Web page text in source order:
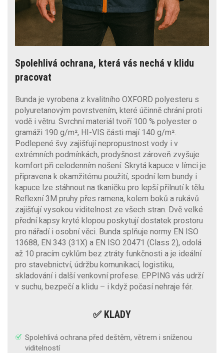
Spolehlivá ochrana, která vás nechá v klidu
pracovat
Bunda je vyrobena z kvalitního OXFORD polyesteru s
polyuretanovým povrstvením, které účinně chrání proti
vodě i větru. Svrchní materiál tvoří 100 % polyester o
gramáži 190 g/m², HI-VIS části mají 140 g/m².
Podlepené švy zajišťují nepropustnost vody i v
extrémních podmínkách, prodyšnost zároveň zvyšuje
komfort při celodenním nošení. Skrytá kapuce v límci je
připravena k okamžitému použití, spodní lem bundy i
kapuce lze stáhnout na tkaničku pro lepší přilnutí k tělu.
Reflexní 3M pruhy přes ramena, kolem boků a rukávů
zajišťují vysokou viditelnost ze všech stran. Dvě velké
přední kapsy kryté klopou poskytují dostatek prostoru
pro nářadí i osobní věci. Bunda splňuje normy EN ISO
13688, EN 343 (31X) a EN ISO 20471 (Class 2), odolá
až 10 pracím cyklům bez ztráty funkčnosti a je ideální
pro stavebnictví, údržbu komunikací, logistiku,
skladování i další venkovní profese. EPPING vás udrží
v suchu, bezpečí a klidu – i když počasí nehraje fér.
✅ KLADY
Spolehlivá ochrana před deštěm, větrem i sníženou
viditelností